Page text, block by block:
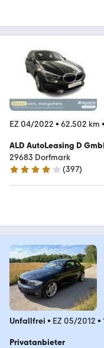
EZ 04/2022 • 62.502 km •
ALD AutoLeasing D
29683 Dorfmark
3.8 Sterne
(397)
Unfallfrei • EZ 05/2012 •
Privatanbieter